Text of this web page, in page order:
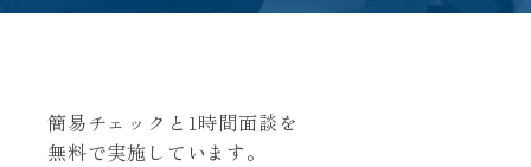
簡易チェックと1時間面談を
無料で実施しています。